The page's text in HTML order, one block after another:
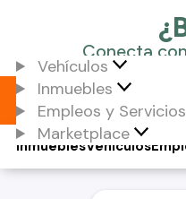
Vehículos
Inmuebles
Empleos y
Marketplace
Vehículos
Inmuebles